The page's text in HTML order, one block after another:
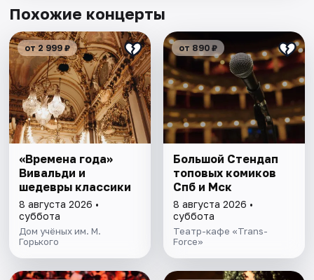
Похожие концерты
от 2 999 ₽
«Времена года»
Вивальди и
шедевры классики
8 августа 2026 •
суббота
Дом учёных им. М.
Горького
от 890 ₽
Большой Стендап
топовых комиков
Спб и Мск
8 августа 2026 •
суббота
Театр-кафе «Trans-
Force»